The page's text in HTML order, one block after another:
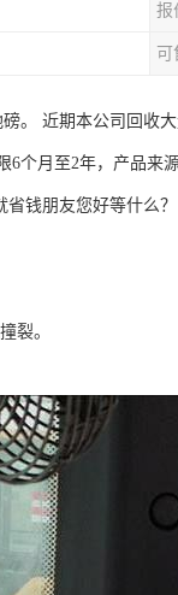
报
可
。 近期本公司回收
个月至2年，产品
钱朋友您好等什么？
裂。